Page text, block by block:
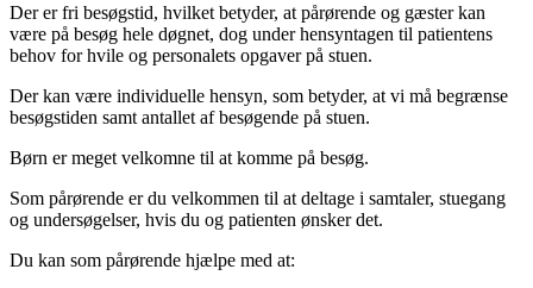
Der er fri besøgstid, hvilket betyder, at pårørende og gæster kan
være på besøg hele døgnet, dog under hensyntagen til patientens
behov for hvile og personalets opgaver på stuen.
Der kan være individuelle hensyn, som betyder, at vi må begrænse
besøgstiden samt antallet af besøgende på stuen.
Børn er meget velkomne til at komme på besøg.
Som pårørende er du velkommen til at deltage i samtaler, stuegang
og undersøgelser, hvis du og patienten ønsker det.
Du kan som pårørende hjælpe med at: